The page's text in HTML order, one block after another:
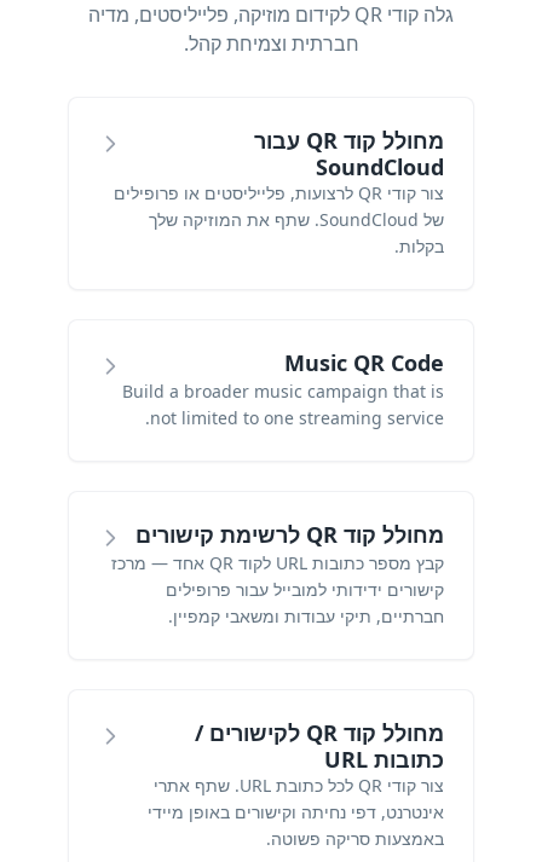
גלה קודי QR לקידום מוזיקה, פלייליסטים, מדיה
חברתית וצמיחת קהל.
מחולל קוד QR עבור
SoundCloud
צור קודי QR לרצועות, פלייליסטים או פרופילים
של SoundCloud. שתף את המוזיקה שלך
בקלות.
Music QR Code
Build a broader music campaign that is
not limited to one streaming service.
מחולל קוד QR לרשימת קישורים
קבץ מספר כתובות URL לקוד QR אחד — מרכז
קישורים ידידותי למובייל עבור פרופילים
חברתיים, תיקי עבודות ומשאבי קמפיין.
מחולל קוד QR לקישורים /
כתובות URL
צור קודי QR לכל כתובת URL. שתף אתרי
אינטרנט, דפי נחיתה וקישורים באופן מיידי
באמצעות סריקה פשוטה.